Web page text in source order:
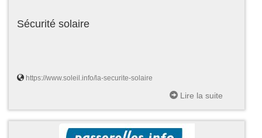
Sécurité solaire
https://www.soleil.info/la-securite-solaire
Lire la suite